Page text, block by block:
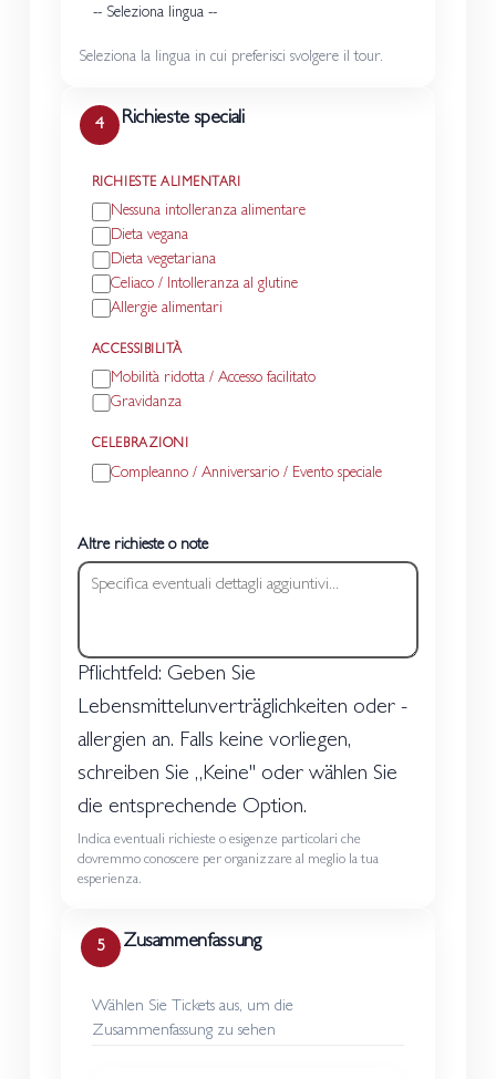
Seleziona la lingua in cui preferisci svolgere il tour.
4 Richieste speciali
RICHIESTE ALIMENTARI
Nessuna intolleranza alimentare
Dieta vegana
Dieta vegetariana
Celiaco / Intolleranza al glutine
Allergie alimentari
ACCESSIBILITÀ
Mobilità ridotta / Accesso facilitato
Gravidanza
CELEBRAZIONI
Compleanno / Anniversario / Evento speciale
Altre richieste o note
Pflichtfeld: Geben Sie
Lebensmittelunverträglichkeiten oder -
allergien an. Falls keine vorliegen,
schreiben Sie „Keine" oder wählen Sie
die entsprechende Option.
Indica eventuali richieste o esigenze particolari che
dovremmo conoscere per organizzare al meglio la tua
esperienza.
5 Zusammenfassung
Wählen Sie Tickets aus, um die
Zusammenfassung zu sehen